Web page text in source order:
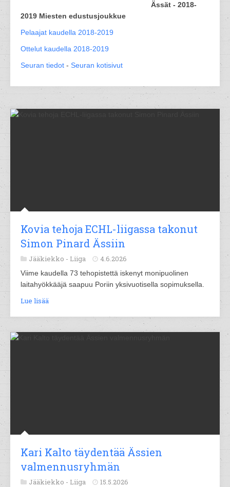
Ässät - 2018-
2019 Miesten edustusjoukkue
Pelaajat kaudella 2018-2019
Ottelut kaudella 2018-2019
Seuran tiedot - Seuran kotisivut
Kovia tehoja ECHL-liigassa takonut
Simon Pinard Ässiin
Jääkiekko - Liiga 4.6.2026
Viime kaudella 73 tehopistettä iskenyt monipuolinen
laitahyökkääjä saapuu Poriin yksivuotisella sopimuksella.
Lue lisää
Kari Kalto täydentää Ässien
valmennusryhmän
Jääkiekko - Liiga 15.5.2026